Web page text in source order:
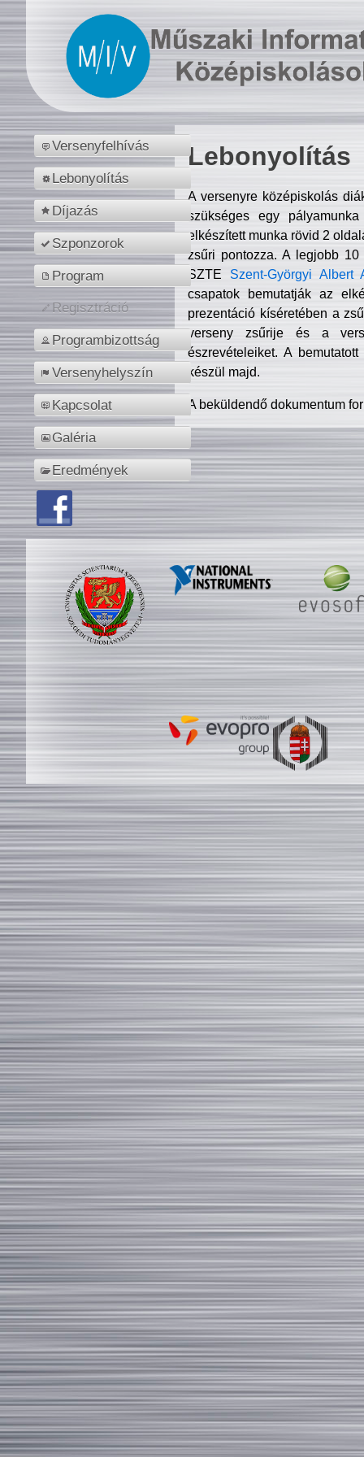
Versenyfelhívás
Lebonyolítás
Díjazás
Szponzorok
Program
Regisztráció
Programbizottság
Versenyhelyszín
Kapcsolat
Galéria
Eredmények
Lebonyolítás
A versenyre középiskolás
szükséges egy
elkészített munka rövid 2
zsűri pontozza. A legjobb
SZTE Szent-Györgyi Albert
csapatok bemutatják az
prezentáció kíséretében a
verseny zsűrije és a
észrevételeiket. A
készül majd.
A beküldendő dokumentum